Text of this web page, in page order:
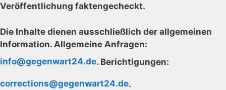
Veröffentlichung faktengecheckt.
Die Inhalte dienen ausschließlich der allgemeinen
Information. Allgemeine Anfragen:
info@gegenwart24.de. Berichtigungen:
corrections@gegenwart24.de.